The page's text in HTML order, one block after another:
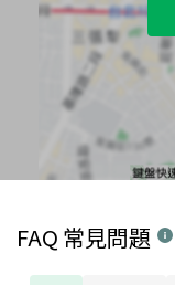
FAQ 常見問題